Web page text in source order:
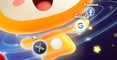
风加速器
心 雷霆加速
狂飙加速器
CC加速器
黑洞vqn加速
毛豆加速器 bitznet加速器